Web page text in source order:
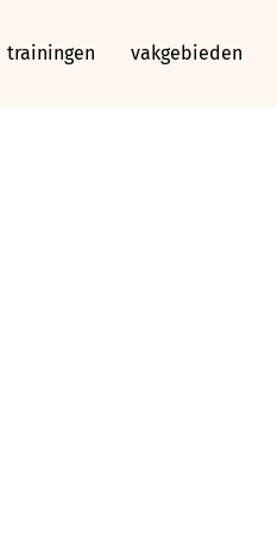
trainingen vakgebieden